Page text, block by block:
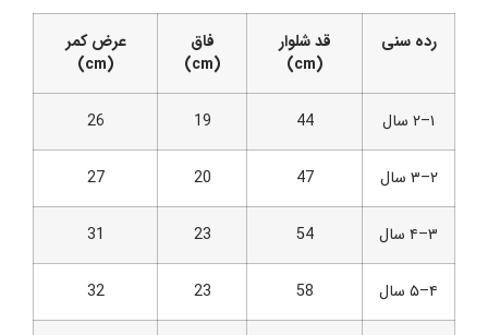
رده سنی
قد شلوار
(cm)
فاق
(cm)
عرض کمر
(cm)
۱–۲ سال 44
19
26
۲–۳ سال 47
20
27
۳–۴ سال 54
23
31
۴–۵ سال 58
23
32